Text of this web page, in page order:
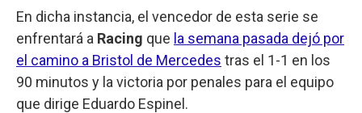
En dicha instancia, el vencedor de esta serie se
enfrentará a Racing que la semana pasada dejó por
el camino a Bristol de Mercedes tras el 1-1 en los
90 minutos y la victoria por penales para el equipo
que dirige Eduardo Espinel.